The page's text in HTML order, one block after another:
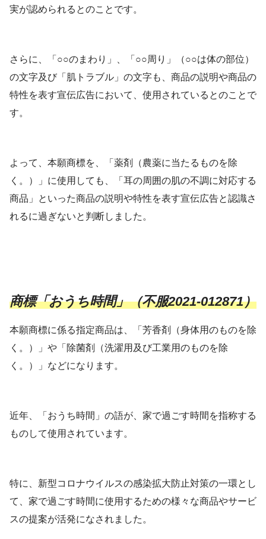
実が認められるとのことです。
さらに、「○○のまわり」、「○○周り」（○○は体の部位）
の文字及び「肌トラブル」の文字も、商品の説明や商品の
特性を表す宣伝広告において、使用されているとのことで
す。
よって、本願商標を、「薬剤（農薬に当たるものを除
く。）」に使用しても、「耳の周囲の肌の不調に対応する
商品」といった商品の説明や特性を表す宣伝広告と認識さ
れるに過ぎないと判断しました。
商標「おうち時間」（不服2021-012871）
本願商標に係る指定商品は、「芳香剤（身体用のものを除
く。）」や「除菌剤（洗濯用及び工業用のものを除
く。）」などになります。
近年、「おうち時間」の語が、家で過ごす時間を指称する
ものして使用されています。
特に、新型コロナウイルスの感染拡大防止対策の一環とし
て、家で過ごす時間に使用するための様々な商品やサービ
スの提案が活発になされました。